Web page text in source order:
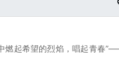
燃起希望的烈焰，唱起青春